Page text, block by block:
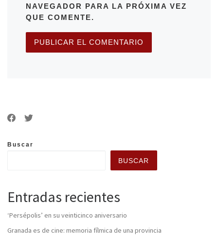
NAVEGADOR PARA LA PRÓXIMA VEZ
QUE COMENTE.
Buscar
BUSCAR
Entradas recientes
‘Persépolis’ en su veinticinco aniversario
Granada es de cine: memoria fílmica de una provincia